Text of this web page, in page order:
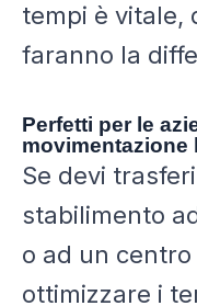
tempi è vitale,
faranno la
Perfetti per le
Se devi
stabilimento
o ad un
ottimizzare i